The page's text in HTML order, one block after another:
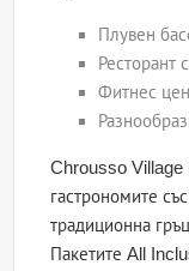
Плувен
Ресторант
Фитнес
Chrousso Village
гастрономите
традиционна
Пакетите All